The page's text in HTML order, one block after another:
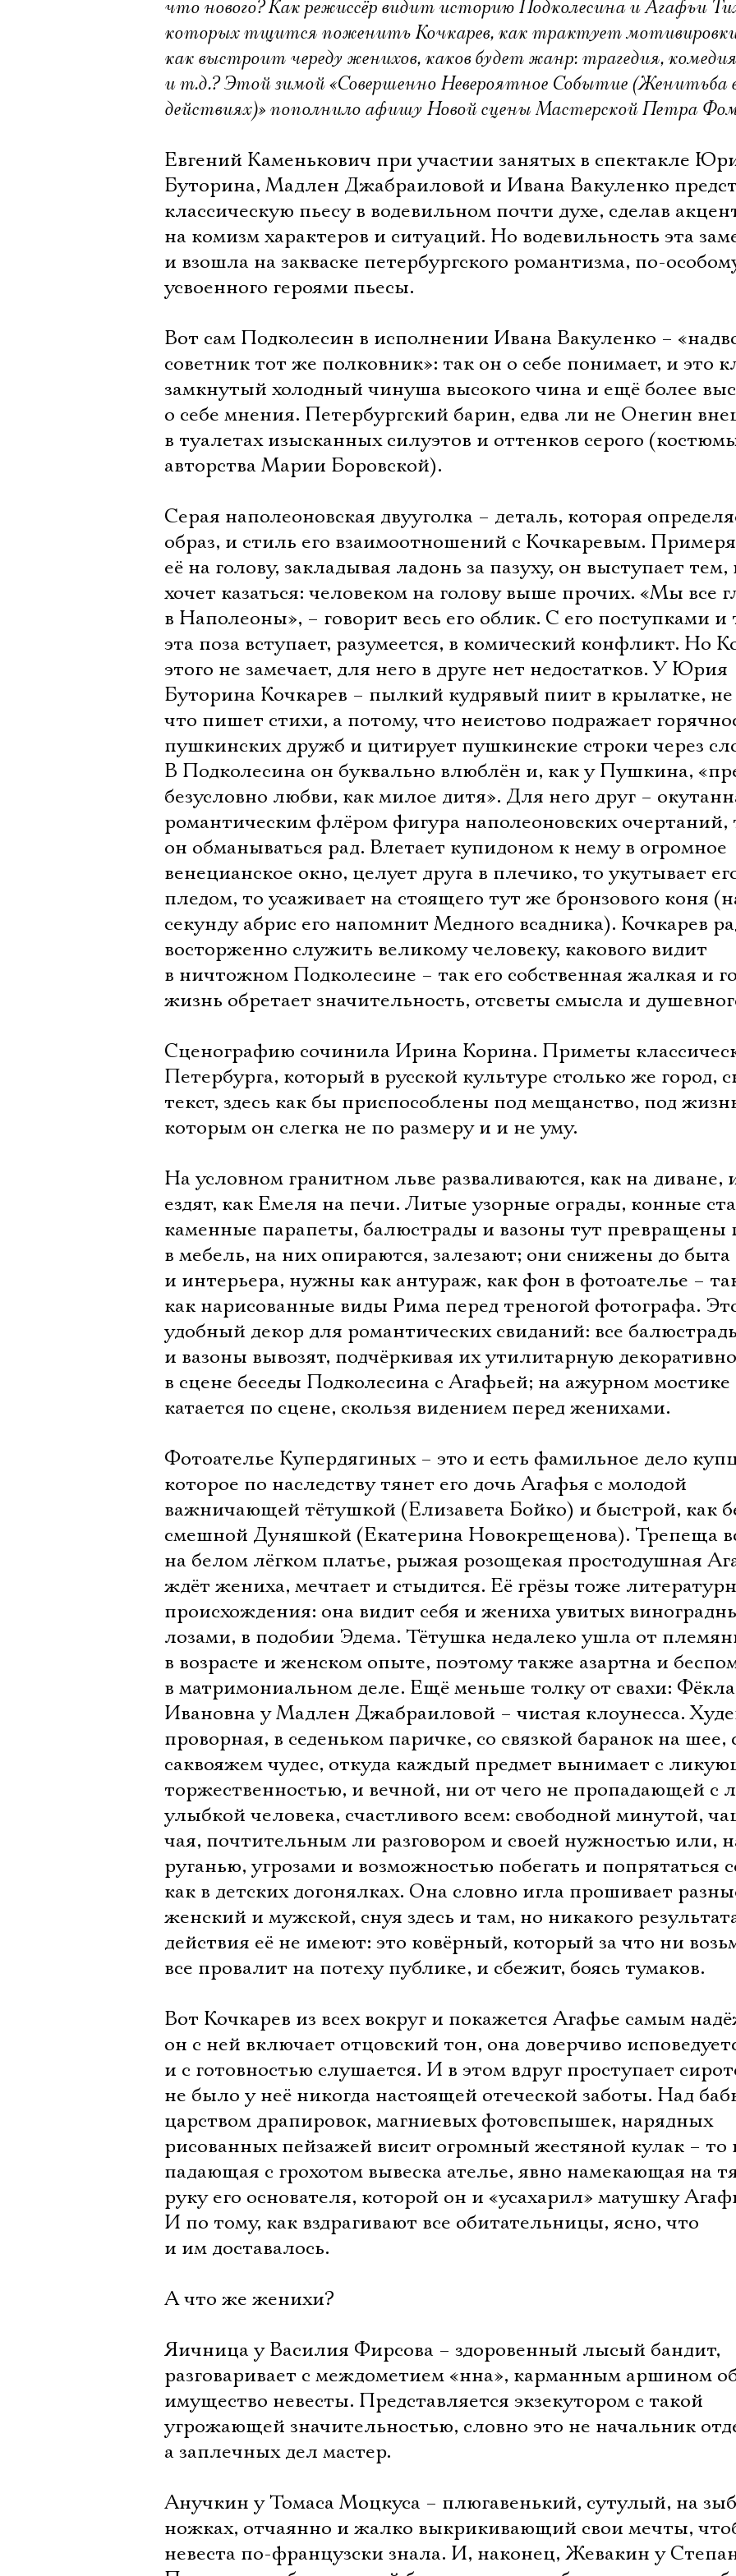
что нового? Как режиссёр видит историю Подколесина и Агафьи
которых тщится поженить Кочкарев, как трактует мотивировки
как выстроит череду женихов, каков будет жанр: трагедия,
и т.д.? Этой зимой «Совершенно Невероятное Событие (Женитьба
действиях)» пополнило афишу Новой сцены Мастерской Петра
Евгений Каменькович при участии занятых в спектакле
Буторина, Мадлен Джабраиловой и Ивана Вакуленко
классическую пьесу в водевильном почти духе, сделав
на комизм характеров и ситуаций. Но водевильность эта
и взошла на закваске петербургского романтизма, по-
усвоенного героями пьесы.
Вот сам Подколесин в исполнении Ивана Вакуленко –
советник тот же полковник»: так он о себе понимает, и это
замкнутый холодный чинуша высокого чина и ещё более
о себе мнения. Петербургский барин, едва ли не Онегин
в туалетах изысканных силуэтов и оттенков серого
авторства Марии Боровской).
Серая наполеоновская двууголка – деталь, которая
образ, и стиль его взаимоотношений с Кочкаревым.
её на голову, закладывая ладонь за пазуху, он выступает тем,
хочет казаться: человеком на голову выше прочих. «Мы все
в Наполеоны», – говорит весь его облик. С его поступками и
эта поза вступает, разумеется, в комический конфликт. Но
этого не замечает, для него в друге нет недостатков. У Юрия
Буторина Кочкарев – пылкий кудрявый пиит в крылатке, не
что пишет стихи, а потому, что неистово подражает
пушкинских дружб и цитирует пушкинские строки через
В Подколесина он буквально влюблён и, как у Пушкина,
безусловно любви, как милое дитя». Для него друг –
романтическим флёром фигура наполеоновских очертаний,
он обманываться рад. Влетает купидоном к нему в огромное
венецианское окно, целует друга в плечико, то укутывает
пледом, то усаживает на стоящего тут же бронзового коня
секунду абрис его напомнит Медного всадника). Кочкарев
восторженно служить великому человеку, какового видит
в ничтожном Подколесине – так его собственная жалкая и
жизнь обретает значительность, отсветы смысла и
Сценографию сочинила Ирина Корина. Приметы
Петербурга, который в русской культуре столько же город,
текст, здесь как бы приспособлены под мещанство, под
которым он слегка не по размеру и и не уму.
На условном гранитном льве разваливаются, как на диване,
ездят, как Емеля на печи. Литые узорные ограды, конные
каменные парапеты, балюстрады и вазоны тут превращены
в мебель, на них опираются, залезают; они снижены до быта
и интерьера, нужны как антураж, как фон в фотоателье –
как нарисованные виды Рима перед треногой фотографа.
удобный декор для романтических свиданий: все
и вазоны вывозят, подчёркивая их утилитарную
в сцене беседы Подколесина с Агафьей; на ажурном мостике
катается по сцене, скользя видением перед женихами.
Фотоателье Купердягиных – это и есть фамильное дело
которое по наследству тянет его дочь Агафья с молодой
важничающей тётушкой (Елизавета Бойко) и быстрой, как
смешной Дуняшкой (Екатерина Новокрещенова). Трепеща
на белом лёгком платье, рыжая розощекая простодушная
ждёт жениха, мечтает и стыдится. Её грёзы тоже
происхождения: она видит себя и жениха увитых
лозами, в подобии Эдема. Тётушка недалеко ушла от
в возрасте и женском опыте, поэтому также азартна и
в матримониальном деле. Ещё меньше толку от свахи: Фёкла
Ивановна у Мадлен Джабраиловой – чистая клоунесса.
проворная, в седеньком паричке, со связкой баранок на
саквояжем чудес, откуда каждый предмет вынимает с
торжественностью, и вечной, ни от чего не пропадающей с
улыбкой человека, счастливого всем: свободной минутой,
чая, почтительным ли разговором и своей нужностью или,
руганью, угрозами и возможностью побегать и попрятаться
как в детских догонялках. Она словно игла прошивает
женский и мужской, снуя здесь и там, но никакого
действия её не имеют: это ковёрный, который за что ни
все провалит на потеху публике, и сбежит, боясь тумаков.
Вот Кочкарев из всех вокруг и покажется Агафье самым
он с ней включает отцовский тон, она доверчиво
и с готовностью слушается. И в этом вдруг проступает
не было у неё никогда настоящей отеческой заботы. Над
царством драпировок, магниевых фотовспышек, нарядных
рисованных пейзажей висит огромный жестяной кулак – то
падающая с грохотом вывеска ателье, явно намекающая на
руку его основателя, которой он и «усахарил» матушку
И по тому, как вздрагивают все обитательницы, ясно, что
и им доставалось.
А что же женихи?
Яичница у Василия Фирсова – здоровенный лысый бандит,
разговаривает с междометием «нна», карманным аршином
имущество невесты. Представляется экзекутором с такой
угрожающей значительностью, словно это не начальник
а заплечных дел мастер.
Анучкин у Томаса Моцкуса – плюгавенький, сутулый, на
ножках, отчаянно и жалко выкрикивающий свои мечты,
невеста по-французски знала. И, наконец, Жевакин у
Электропочта
Имя
Ознакомиться